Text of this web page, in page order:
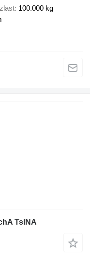
100.000 kg
TsINA